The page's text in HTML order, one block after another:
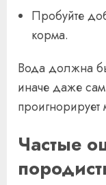
Пробуйте
корма.
Вода должна
иначе даже
проигнорирует
Частые